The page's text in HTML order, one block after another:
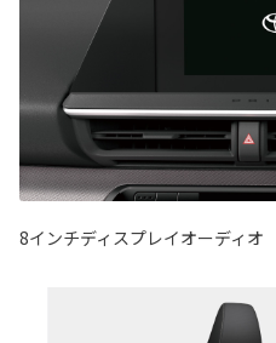
8インチディスプレイオーディオ